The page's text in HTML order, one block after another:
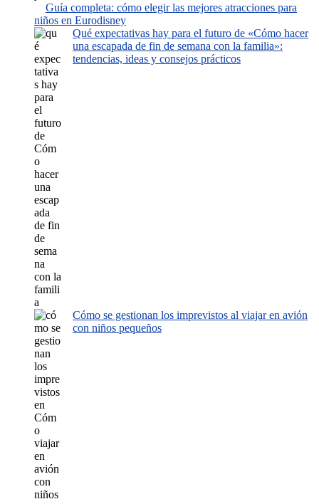
Guía completa: cómo elegir las mejores atracciones para
niños en Eurodisney
Qué expectativas hay para el futuro de «Cómo hacer
una escapada de fin de semana con la familia»:
tendencias, ideas y consejos prácticos
Cómo se gestionan los imprevistos al viajar en avión
con niños pequeños